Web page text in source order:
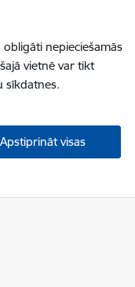
nepieciešamās
vietnē var tikt
sīkdatnes.
Apstiprināt visas